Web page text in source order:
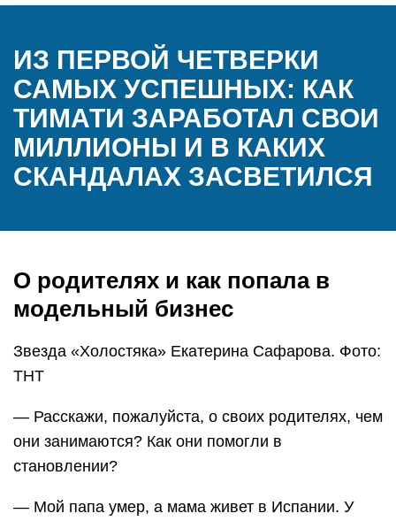
ИЗ ПЕРВОЙ ЧЕТВЕРКИ
САМЫХ УСПЕШНЫХ: КАК
ТИМАТИ ЗАРАБОТАЛ СВОИ
МИЛЛИОНЫ И В КАКИХ
СКАНДАЛАХ ЗАСВЕТИЛСЯ
О родителях и как попала в
модельный бизнес
Звезда «Холостяка» Екатерина Сафарова. Фото:
ТНТ
— Расскажи, пожалуйста, о своих родителях, чем
они занимаются? Как они помогли в
становлении?
— Мой папа умер, а мама живет в Испании. У